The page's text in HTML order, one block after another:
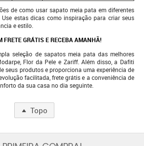
de como usar sapato meia pata em diferentes
estas dicas como inspiração para criar seus
e estilo.
FRETE GRÁTIS E RECEBA AMANHÃ!
seleção de sapatos meia pata das melhores
Flor da Pele e Zariff. Além disso, a Dafiti
seus produtos e proporciona uma experiência de
facilitada, frete grátis e a conveniência de
da sua casa no dia seguinte.
Topo